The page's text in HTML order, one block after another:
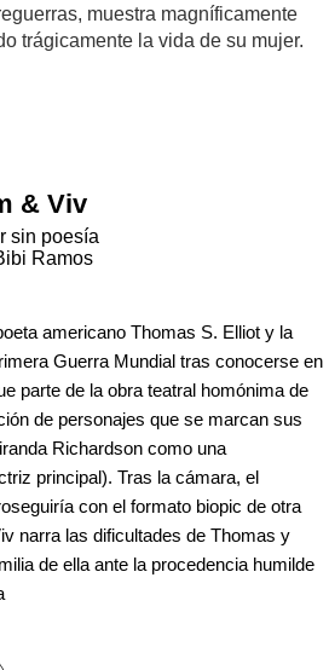
muestra magníficamente
trágicamente la vida de su mujer.
& Viv
sin poesía
Ramos
americano Thomas S. Elliot y la
Guerra Mundial tras conocerse en
parte de la obra teatral homónima de
de personajes que se marcan sus
Richardson como una
principal). Tras la cámara, el
con el formato biopic de otra
narra las dificultades de Thomas y
de ella ante la procedencia humilde